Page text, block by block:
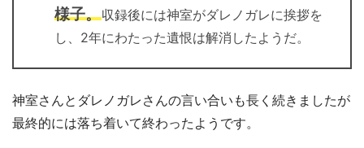
様子。収録後には神室がダレノガレに挨拶を
し、2年にわたった遺恨は解消したようだ。
神室さんとダレノガレさんの言い合いも長く続きましたが
最終的には落ち着いて終わったようです。